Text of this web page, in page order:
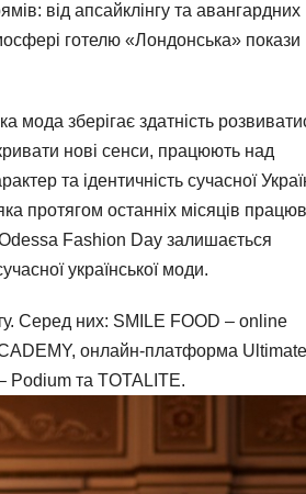
від апсайклінгу та авангардних
готелю «Лондонська» покази
мода зберігає здатність
нові сенси, працюють над
та ідентичність сучасної
протягом останніх місяців
Odessa Fashion Day залишається
української моди.
Серед них: SMILE FOOD – online
онлайн-платформа Ultimate
Podium та TOTALITE.